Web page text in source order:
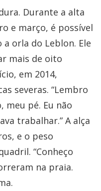
Durante a alta
e março, é possível
orla do Leblon. Ele
mais de oito
em 2014,
severas. “Lembro
meu pé. Eu não
trabalhar.” A alça
e o peso
“Conheço
na praia.